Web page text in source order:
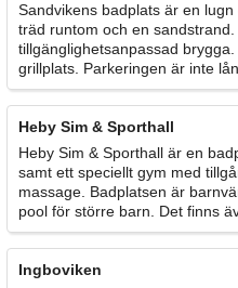
Sandvikens badplats är en
träd runtom och en
tillgänglighetsanpassad
grillplats. Parkeringen är inte
Heby Sim & Sporthall
Heby Sim & Sporthall är en
samt ett speciellt gym med
massage. Badplatsen är
pool för större barn. Det finns
Ingboviken